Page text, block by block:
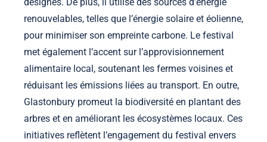
renouvelables, telles que l’énergie solaire et éolienne,
pour minimiser son empreinte carbone. Le festival
met également l’accent sur l’approvisionnement
alimentaire local, soutenant les fermes voisines et
réduisant les émissions liées au transport. En outre,
Glastonbury promeut la biodiversité en plantant des
arbres et en améliorant les écosystèmes locaux. Ces
initiatives reflètent l’engagement du festival envers